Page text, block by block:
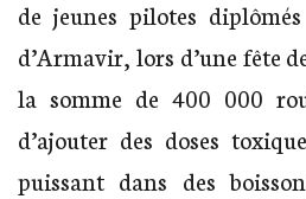
de jeunes pilotes
d’Armavir, lors d’une fête
la somme de 400 000
d’ajouter des doses
puissant dans des